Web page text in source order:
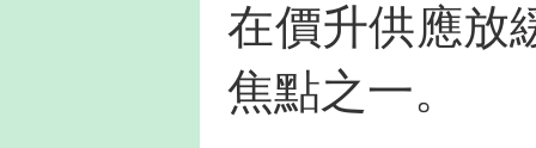
在價升供應放
焦點之一。